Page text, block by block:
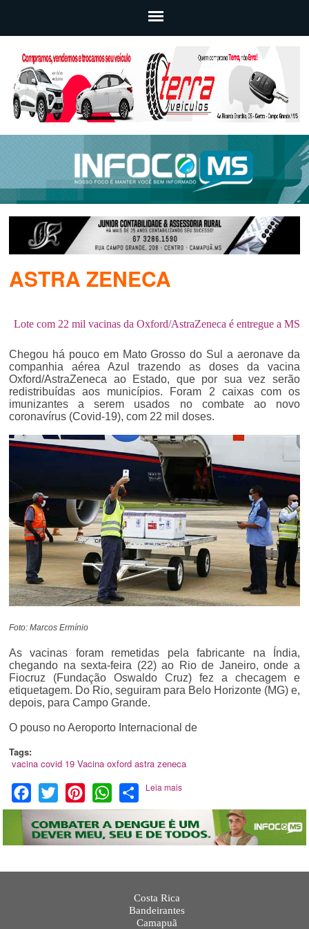
ASTRA ZENECA
Lote com 22 mil vacinas da Oxford/AstraZeneca é entregue a MS
Chegou há pouco em Mato Grosso do Sul a aeronave da
companhia aérea Azul trazendo as doses da vacina
Oxford/AstraZeneca ao Estado, que por sua vez serão
redistribuídas aos municípios. Foram 2 caixas com os
imunizantes a serem usados no combate ao novo
coronavírus (Covid-19), com 22 mil doses.
Foto: Marcos Ermínio
As vacinas foram remetidas pela fabricante na Índia,
chegando na sexta-feira (22) ao Rio de Janeiro, onde a
Fiocruz (Fundação Oswaldo Cruz) fez a checagem e
etiquetagem. Do Rio, seguiram para Belo Horizonte (MG) e,
depois, para Campo Grande.
O pouso no Aeroporto Internacional de
Tags:
vacina covid 19 Vacina oxford astra zeneca
Facebook
Twitter PinterestWhatsApp
Share
Leia mais
Costa Rica
Bandeirantes
Camapuã